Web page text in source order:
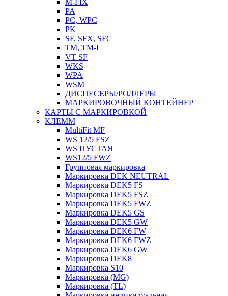
PA
PC, WРС
PK
SF, SFX, SFC
TM, TM-I
VT SF
WKS
WPA
WSM
ДИСПЕСЕРЫ/РОЛЛЕРЫ
МАРКИРОВОЧНЫЙ КОНТЕЙНЕР
КАРТЫ С МАРКИРОВКОЙ
КЛЕММ
MultiFit MF
WS 12/5 FSZ
WS ПУСТАЯ
WS12/5 FWZ
Групповая маркировка
Маркировка DEK NEUTRAL
Маркировка DEK5 FS
Маркировка DEK5 FSZ
Маркировка DEK5 FWZ
Маркировка DEK5 GS
Маркировка DEK5 GW
Маркировка DEK6 FW
Маркировка DEK6 FWZ
Маркировка DEK6 GW
Маркировка DEK8
Маркировка S10
Маркировка (MG)
Маркировка (TL)